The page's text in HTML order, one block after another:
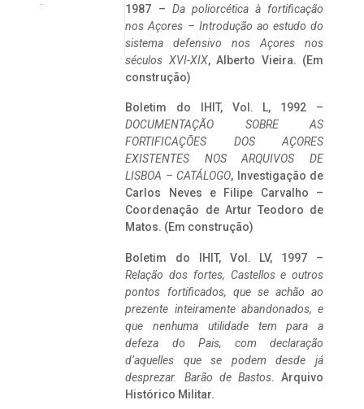
1987 – Da poliorcética à fortificação
nos Açores – Introdução ao estudo do
sistema defensivo nos Açores nos
séculos XVI-XIX, Alberto Vieira. (Em
construção)
Boletim do IHIT, Vol. L, 1992 –
DOCUMENTAÇÃO SOBRE AS
FORTIFICAÇÕES DOS AÇORES
EXISTENTES NOS ARQUIVOS DE
LISBOA – CATÁLOGO, Investigação de
Carlos Neves e Filipe Carvalho –
Coordenação de Artur Teodoro de
Matos. (Em construção)
Boletim do IHIT, Vol. LV, 1997 –
Relação dos fortes, Castellos e outros
pontos fortificados, que se achão ao
prezente inteiramente abandonados, e
que nenhuma utilidade tem para a
defeza do Pais, com declaração
d’aquelles que se podem desde já
desprezar. Barão de Bastos. Arquivo
Histórico Militar.